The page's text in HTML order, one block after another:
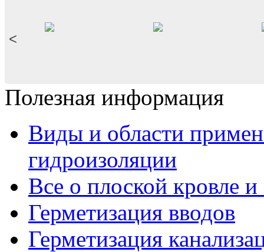
<
Полезная информация
Виды и области
гидроизоляции
Все о плоской кровле
Герметизация вводов
Герметизация